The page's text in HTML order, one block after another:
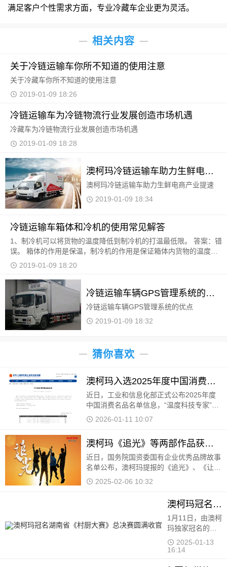
满足客户个性需求方面，专业冷藏车企业更为灵活。
相关内容
关于冷链运输车你所不知道的使用注意
关于冷藏车你所不知道的使用注意
2019-01-09 18:26
冷链运输车为冷链物流行业发展创造市场机遇
冷藏车为冷链物流行业发展创造市场机遇
2019-01-09 18:28
澳柯玛冷链运输车助力生鲜电商产业提速
澳柯玛冷链运输车助力生鲜电商产业提速
2019-01-09 18:34
冷链运输车箱体和冷机的使用常见解答
1、制冷机可以将货物的温度降低到制冷机的打温最低限。 答案：错
误。 箱体的作用是保温，制冷机的作用是保证箱体内货物的温度不
变，不能保证货物的温度降低。例如，有些拉肉的
2019-01-09 18:20
冷链运输车辆GPS管理系统的优点
冷链运输车辆GPS管理系统的优点
2019-01-09 18:32
猜你喜欢
澳柯玛入选2025年度中国消费名品
近日，工业和信息化部正式公布2025年度
中国消费名品名单信息，“温度科技专家”澳
柯玛凭借卓越的产品品质、持续的创新能
2026-01-11 10:07
澳柯玛《追光》等两部作品获国有企业优秀品牌故事
近日，国务院国资委国有企业优秀品牌故事
名单公布，澳柯玛提报的《追光》、《让陪
伴更有温度》两个品牌故事登榜。 《追
2025-02-06 10:32
澳柯玛冠名湖南省《村厨大赛》总决赛圆满收官
1月11日，由澳柯
玛独家冠名的
2024湖南省《村
厨大赛》总决赛
2025-01-13
16:14